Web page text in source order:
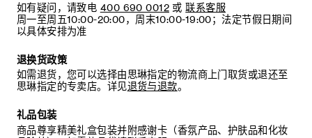
如有疑问，请致电 400 690 0012 或 联系客服
周一至周五10:00-20:00，周末10:00-19:00；法定节假日期间
以具体安排为准
退换货政策
如需退货，您可以选择由思琳指定的物流商上门取货或退还至
思琳指定的专卖店。详见退货与退款。
礼品包装
商品尊享精美礼盒包装并附感谢卡（香氛产品、护肤品和化妆